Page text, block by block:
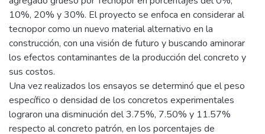
10%, 20% y 30%. El proyecto se enfoca en considerar al
tecnopor como un nuevo material alternativo en la
construcción, con una visión de futuro y buscando aminorar
los efectos contaminantes de la producción del concreto y
sus costos.
Una vez realizados los ensayos se determinó que el peso
específico o densidad de los concretos experimentales
lograron una disminución del 3.75%, 7.50% y 11.57%
respecto al concreto patrón, en los porcentajes de